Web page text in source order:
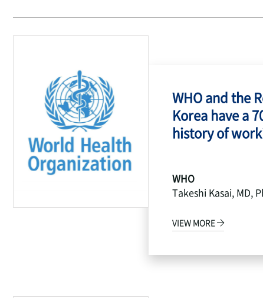
WHO and the
Korea have a
history of
WHO
Takeshi Kasai, MD,
VIEW MORE